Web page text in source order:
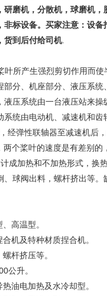
磨机，分散机，球磨机
标设备。 买家注意：设备
货到后付给司机.
所产生强烈剪切作用而使
分、机座部分、液压系
压系统由一台液压站来
统由电动机、减速机和齿
弹性联轴器至减速机后
个桨叶的速度是有差别
成加热和不加热形式，换
球阀出料，螺杆挤出等
高温型。
机及特种材质捏合机。
杆挤压等。
公升。
油电加热及水冷却型。